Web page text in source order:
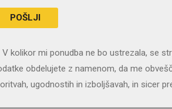
V kolikor mi ponudba ne bo ustrezala, se
obdelujete z namenom, da me
ugodnostih in izboljšavah, in sicer